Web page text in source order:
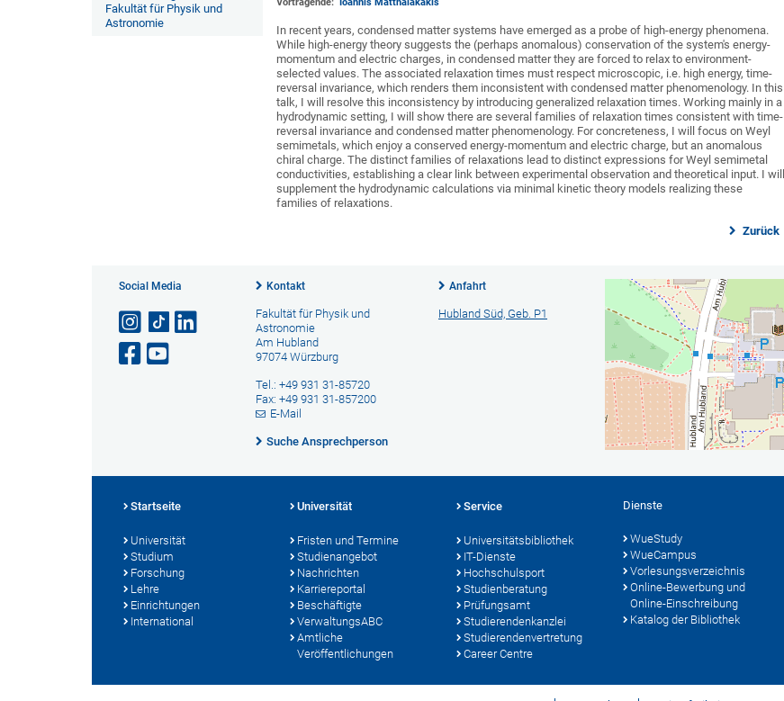
Fakultät für Physik und
Astronomie
In recent years, condensed matter systems have emerged as a probe of high-energy phenomena.
While high-energy theory suggests the (perhaps anomalous) conservation of the system's energy-
momentum and electric charges, in condensed matter they are forced to relax to environment-
selected values. The associated relaxation times must respect microscopic, i.e. high energy, time-
reversal invariance, which renders them inconsistent with condensed matter phenomenology. In this
talk, I will resolve this inconsistency by introducing generalized relaxation times. Working mainly in a
hydrodynamic setting, I will show there are several families of relaxation times consistent with time-
reversal invariance and condensed matter phenomenology. For concreteness, I will focus on Weyl
semimetals, which enjoy a conserved energy-momentum and electric charge, but an anomalous
chiral charge. The distinct families of relaxations lead to distinct expressions for Weyl semimetal
conductivities, establishing a clear link between experimental observation and theoretical input. I will
supplement the hydrodynamic calculations via minimal kinetic theory models realizing these
families of relaxations.
Zurück
Social Media Kontakt
Fakultät für Physik und
Astronomie
Am Hubland
97074 Würzburg
Tel.: +49 931 31-85720
Fax: +49 931 31-857200
E-Mail
Suche Ansprechperson
Anfahrt
Hubland Süd, Geb. P1
Startseite
Universität
Studium
Forschung
Lehre
Einrichtungen
International
Universität
Fristen und Termine
Studienangebot
Nachrichten
Karriereportal
Beschäftigte
VerwaltungsABC
Amtliche
Veröffentlichungen
Service
Universitätsbibliothek
IT-Dienste
Hochschulsport
Studienberatung
Prüfungsamt
Studierendenkanzlei
Studierendenvertretung
Career Centre
Dienste
WueStudy
WueCampus
Vorlesungsverzeichnis
Online-Bewerbung und
Online-Einschreibung
Katalog der Bibliothek